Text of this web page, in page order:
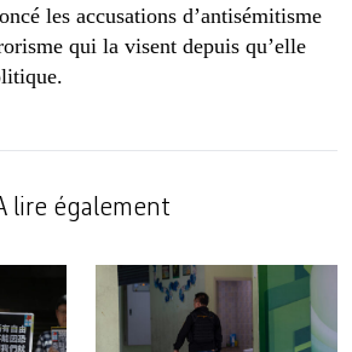
les accusations d’antisémitisme
qui la visent depuis qu’elle
lire également